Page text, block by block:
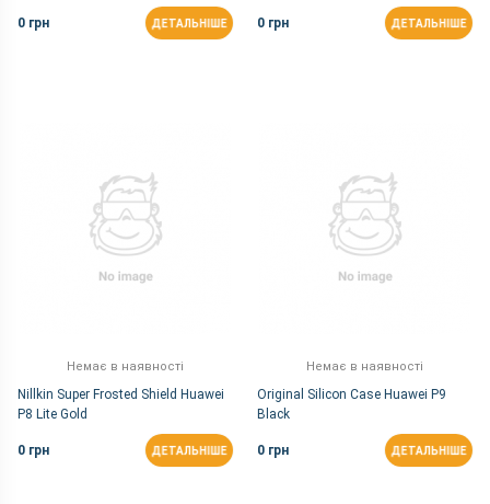
0 грн ДЕТАЛЬНІШЕ 0 грн ДЕТАЛЬНІШЕ
Немає в наявності
Nillkin Super Frosted Shield Huawei
P8 Lite Gold
0 грн ДЕТАЛЬНІШЕ
Немає в наявності
Original Silicon Case Huawei P9
Black
0 грн ДЕТАЛЬНІШЕ